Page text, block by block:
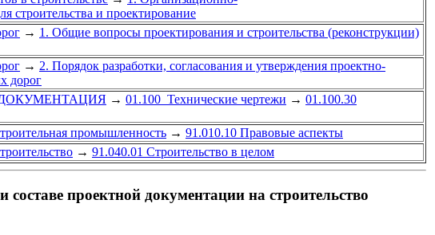
строительства и проектирование
→ 1. Общие вопросы проектирования и строительства (реконструкции)
→ 2. Порядок разработки, согласования и утверждения проектно-
дорог
→ 01.100 Технические чертежи → 01.100.30
промышленность → 91.010.10 Правовые аспекты
→ 91.040.01 Строительство в целом
проектной документации на строительство